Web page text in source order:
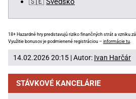
18+ Hazardné hry predstavujú riziko finančných strát a vzniku
Využitie bonusov je podmienené registráciou – informácie tu
14.02.2026 20:15 | Autor: Ivan Harčár
STÁVKOVÉ KANCELÁRIE